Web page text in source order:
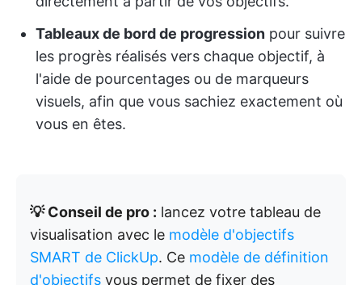
Tableaux de bord de progression pour suivre
les progrès réalisés vers chaque objectif, à
l'aide de pourcentages ou de marqueurs
visuels, afin que vous sachiez exactement où
vous en êtes.
💡 Conseil de pro : lancez votre tableau de
visualisation avec le modèle d'objectifs
SMART de ClickUp. Ce modèle de définition
d'objectifs vous permet de fixer des